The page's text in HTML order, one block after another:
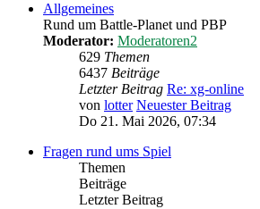
Allgemeines
Rund um Battle-Planet und PBP
Moderator: Moderatoren2
629 Themen
6437 Beiträge
Letzter Beitrag Re: xg-online
von lotter Neuester Beitrag
Do 21. Mai 2026, 07:34
Fragen rund ums Spiel
Themen
Beiträge
Letzter Beitrag